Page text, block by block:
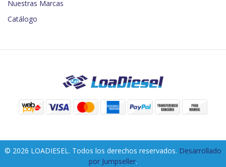
Nuestras Marcas
Catálogo
© 2026 LOADIESEL. Todos los derechos reservados. Desarrollado
por Jumpseller.